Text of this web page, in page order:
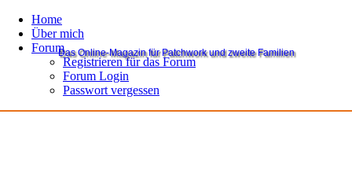
Home
Über mich
Forum
Registrieren für das Forum
Forum Login
Passwort vergessen
Das Online-Magazin für Patchwork und zweite Familien